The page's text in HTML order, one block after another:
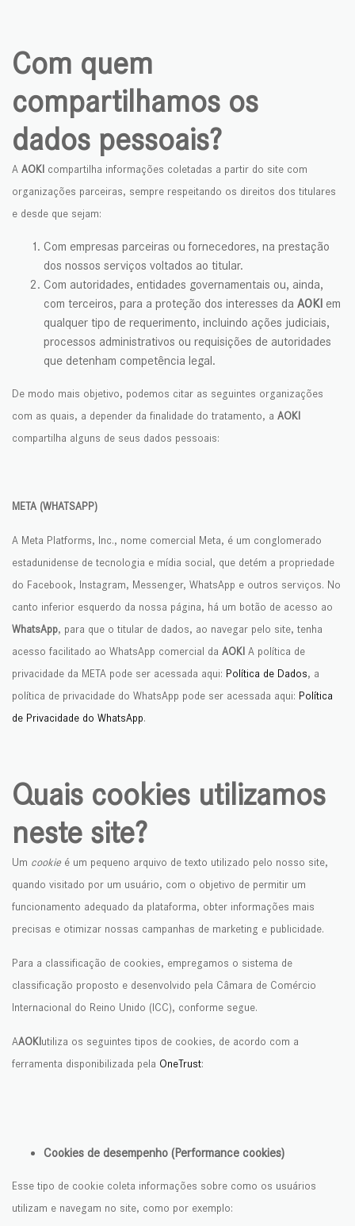
Com quem
compartilhamos os
dados pessoais?
A AOKI compartilha informações coletadas a partir do site com
organizações parceiras, sempre respeitando os direitos dos titulares
e desde que sejam:
Com empresas parceiras ou fornecedores, na prestação
dos nossos serviços voltados ao titular.
Com autoridades, entidades governamentais ou, ainda,
com terceiros, para a proteção dos interesses da AOKI em
qualquer tipo de requerimento, incluindo ações judiciais,
processos administrativos ou requisições de autoridades
que detenham competência legal.
De modo mais objetivo, podemos citar as seguintes organizações
com as quais, a depender da finalidade do tratamento, a AOKI
compartilha alguns de seus dados pessoais:
META (WHATSAPP)
A Meta Platforms, Inc., nome comercial Meta, é um conglomerado
estadunidense de tecnologia e mídia social, que detém a propriedade
do Facebook, Instagram, Messenger, WhatsApp e outros serviços. No
canto inferior esquerdo da nossa página, há um botão de acesso ao
WhatsApp, para que o titular de dados, ao navegar pelo site, tenha
acesso facilitado ao WhatsApp comercial da AOKI A política de
privacidade da META pode ser acessada aqui: Política de Dados, a
política de privacidade do WhatsApp pode ser acessada aqui: Política
de Privacidade do WhatsApp.
Quais cookies utilizamos
neste site?
Um cookie é um pequeno arquivo de texto utilizado pelo nosso site,
quando visitado por um usuário, com o objetivo de permitir um
funcionamento adequado da plataforma, obter informações mais
precisas e otimizar nossas campanhas de marketing e publicidade.
Para a classificação de cookies, empregamos o sistema de
classificação proposto e desenvolvido pela Câmara de Comércio
Internacional do Reino Unido (ICC), conforme segue.
AAOKIutiliza os seguintes tipos de cookies, de acordo com a
ferramenta disponibilizada pela OneTrust:
Cookies de desempenho (Performance cookies)
Esse tipo de cookie coleta informações sobre como os usuários
utilizam e navegam no site, como por exemplo: